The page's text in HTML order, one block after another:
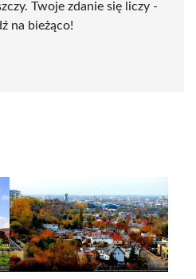
Twoje zdanie się liczy -
na bieżąco!